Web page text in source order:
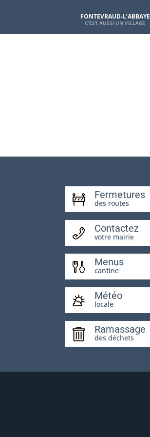
FONTEVRAUD-L’ABBAYE
Fermetures
des routes
Contactez
votre mairie
Menus
cantine
Météo
locale
Ramassage
des déchets